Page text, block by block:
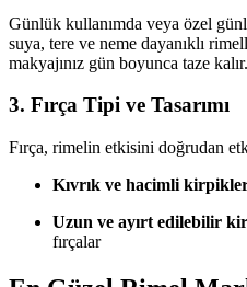
Günlük kullanımda veya özel
suya, tere ve neme dayanıklı
makyajınız gün boyunca taze kalır.
3. Fırça Tipi ve Tasarımı
Fırça, rimelin etkisini doğrudan
Kıvrık ve hacimli
Uzun ve ayırt edilebilir
fırçalar